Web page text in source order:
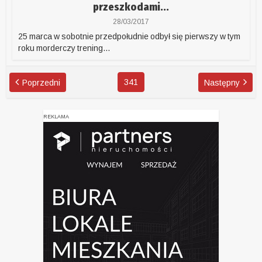
przeszkodami...
28/03/2017
25 marca w sobotnie przedpołudnie odbył się pierwszy w tym
roku morderczy trening...
Poprzedni 341 Następny
REKLAMA